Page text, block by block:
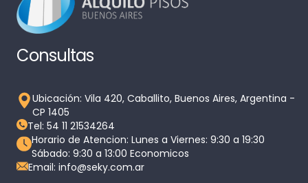
Consultas
Ubicación: Vila 420, Caballito, Buenos Aires, Argentina -
CP 1405
Tel: 54 11 21534264
Horario de Atencion: Lunes a Viernes: 9:30 a 19:30
Sábado: 9:30 a 13:00 Economicos
Email: info@seky.com.ar